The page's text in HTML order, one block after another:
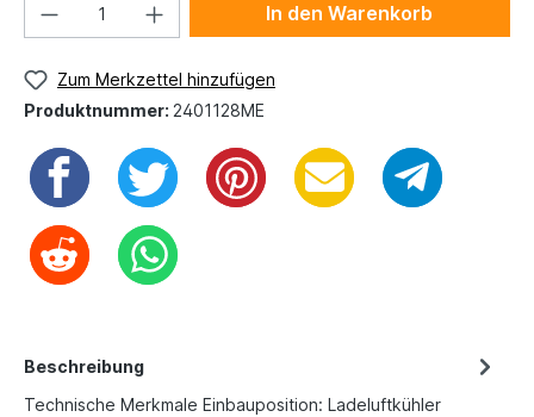
In den Warenkorb
Zum Merkzettel hinzufügen
Produktnummer: 2401128ME
Beschreibung
Technische Merkmale Einbauposition: Ladeluftkühler